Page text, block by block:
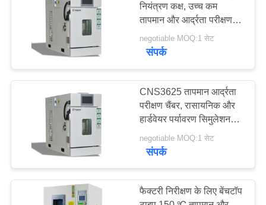
नियंत्रण कक्ष, उच्च कम
तापमान और आर्द्रता परीक्षण
negotiable MOQ:1 सेट
संपर्क
CNS3625 तापमान आर्द्रता
परीक्षण चैंबर, रासायनिक और
हार्डवेयर पर्यावरण सिमुलेशन
negotiable MOQ:1 सेट
संपर्क
फैक्टरी निरीक्षण के लिए बेंचटॉप